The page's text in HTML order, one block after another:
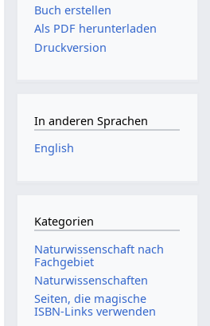
Buch erstellen
Als PDF herunterladen
Druckversion
In anderen Sprachen
English
Kategorien
Naturwissenschaft nach
Fachgebiet
Naturwissenschaften
Seiten, die magische
ISBN-Links verwenden